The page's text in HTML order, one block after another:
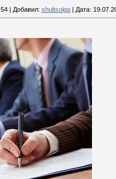
54 | Добавил: shultsolga | Дата: